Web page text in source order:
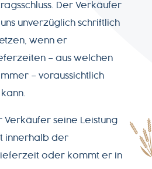
Der Verkäufer
unverzüglich schriftlich
wenn er
– aus welchen
– voraussichtlich
Verkäufer seine Leistung
innerhalb der
oder kommt er in